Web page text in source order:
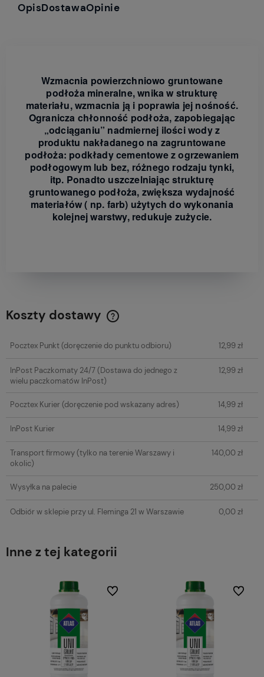
OpisDostawaOpinie
Wzmacnia powierzchniowo gruntowane
podłoża mineralne, wnika w strukturę
materiału, wzmacnia ją i poprawia jej nośność.
Ogranicza chłonność podłoża, zapobiegając
„odciąganiu” nadmiernej ilości wody z
produktu nakładanego na zagruntowane
podłoża: podkłady cementowe z ogrzewaniem
podłogowym lub bez, różnego rodzaju tynki,
itp. Ponadto uszczelniając strukturę
gruntowanego podłoża, zwiększa wydajność
materiałów ( np. farb) użytych do wykonania
kolejnej warstwy, redukuje zużycie.
Koszty dostawy
Pocztex Punkt(doręczenie do punktu odbioru) 12,99 zł
InPost Paczkomaty 24/7(Dostawa do jednego z
wielu paczkomatów InPost)
12,99 zł
Pocztex Kurier(doręczenie pod wskazany adres) 14,99 zł
InPost Kurier 14,99 zł
Transport firmowy(tylko na terenie Warszawy i
okolic)
140,00 zł
Wysyłka na palecie 250,00 zł
Odbiór w sklepie przy ul. Fleminga 21 w Warszawie 0,00 zł
Inne z tej kategorii
Do ulubionych Do